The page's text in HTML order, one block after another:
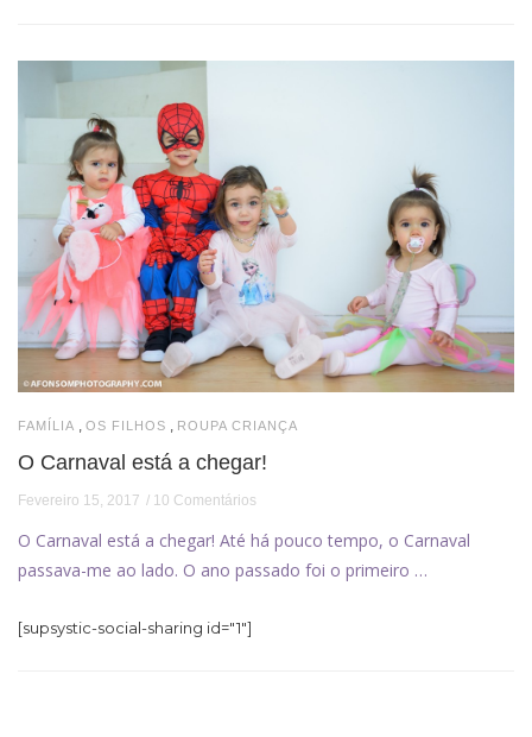
FAMÍLIA OS FILHOS ROUPA CRIANÇA
O Carnaval está a chegar!
Fevereiro 15, 2017 10 Comentários
O Carnaval está a chegar! Até há pouco tempo, o Carnaval
passava-me ao lado. O ano passado foi o primeiro …
[supsystic-social-sharing id="1"]